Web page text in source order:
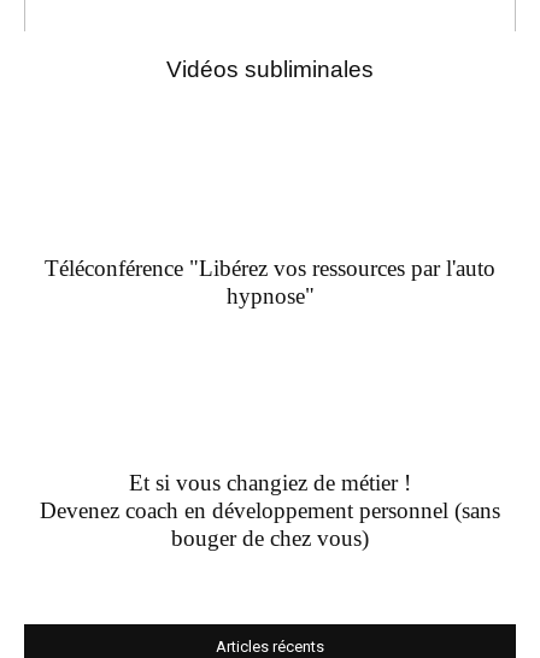
Vidéos subliminales
Téléconférence "Libérez vos ressources par l'auto
hypnose"
Et si vous changiez de métier !
Devenez coach en développement personnel (sans
bouger de chez vous)
Articles récents